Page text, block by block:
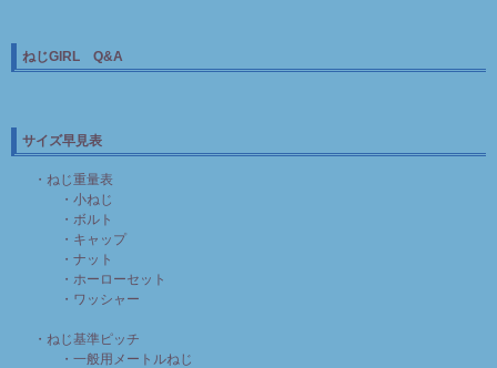
ねじGIRL Q&A
サイズ早見表
・ねじ重量表
・小ねじ
・ボルト
・キャップ
・ナット
・ホーローセット
・ワッシャー
・ねじ基準ピッチ
・一般用メートルねじ